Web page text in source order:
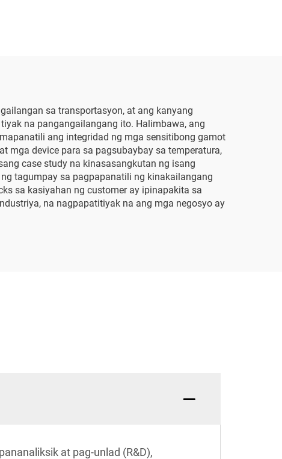
sa transportasyon, at ang kanyang
na pangangailangang ito. Halimbawa, ang
ang integridad ng mga sensitibong gamot
mga device para sa pagsubaybay sa temperatura,
case study na kinasasangkutan ng isang
tagumpay sa pagpapanatili ng kinakailangang
sa kasiyahan ng customer ay ipinapakita sa
na nagpapatitiyak na ang mga negosyo ay
at pag-unlad (R&D),